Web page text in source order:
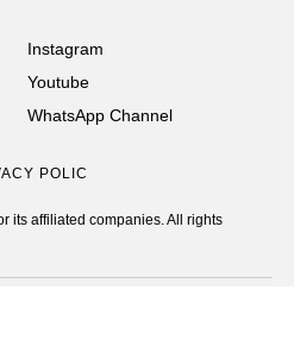
Instagram
Youtube
WhatsApp Channel
POLICY
its affiliated companies. All rights